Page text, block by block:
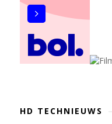
HD TECHNIEUWS